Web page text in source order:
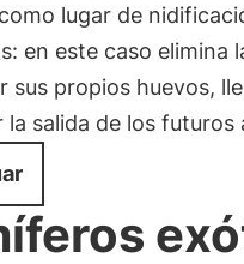
lugar de
en este caso elimina
sus propios huevos,
la salida de los futuros